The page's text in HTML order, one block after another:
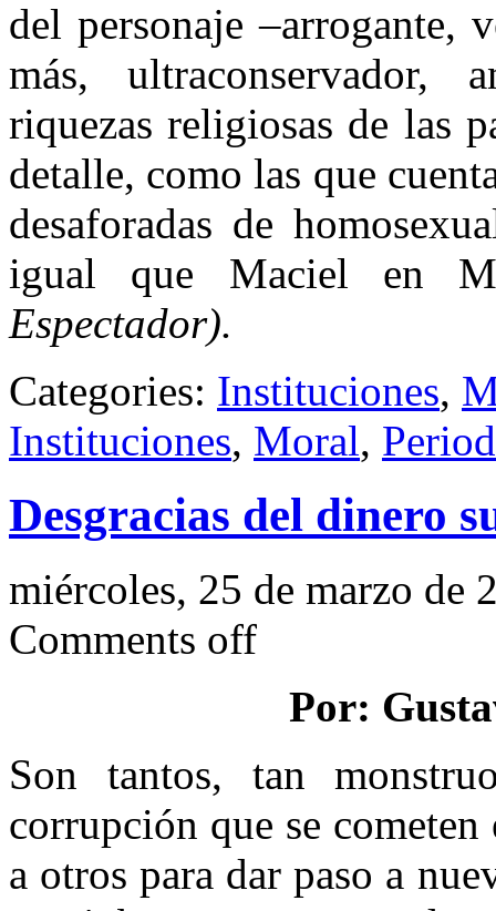
del personaje –arrogante,
más, ultraconservador,
riquezas religiosas de las
detalle, como las que
desaforadas de
igual que Maciel en
Espectador).
Categories: Instituciones,
Instituciones, Moral,
Desgracias del dinero
miércoles, 25 de marzo de
Comments off
Por:
Son tantos, tan
corrupción que se
a otros para dar paso a